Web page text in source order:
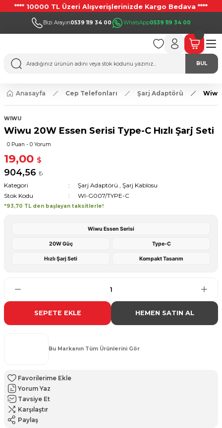
**** 10000 TL Üzeri Alışverişlerinizde Kargo Bedava ****
Bizi Arayın0539 119 34 00 WhatsApp0539 119 34 00
BUL
Anasayfa Cep Telefonları Şarj Adaptörü Wiwu
WIWU
Wiwu 20W Essen Serisi Type-C Hızlı Şarj Seti
0 Puan - 0 Yorum
19,00 $
904,56 ₺
Kategori
Şarj Adaptörü , Şarj Kablosu
Stok Kodu
WI-G007/TYPE-C
*93,70 TL den başlayan taksitlerle!
Wiwu Essen Serisi
20W Güç Type-C
Hızlı Şarj Seti Kompakt Tasarım
SEPETE EKLE HEMEN SATIN AL
Bu Markanın Tüm Ürünlerini Gör
Yorum Yaz
Tavsiye Et
Karşılaştır
Paylaş